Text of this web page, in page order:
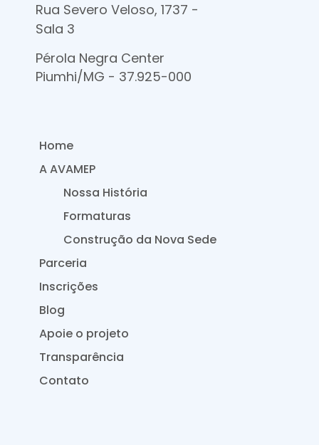
Rua Severo Veloso, 1737 -
Sala 3
Pérola Negra Center
Piumhi/MG - 37.925-000
Home
A AVAMEP
Nossa História
Formaturas
Construção da Nova Sede
Parceria
Inscrições
Blog
Apoie o projeto
Transparência
Contato